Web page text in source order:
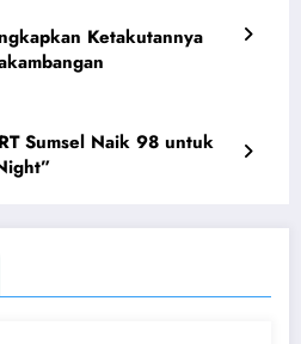
Ketakutannya
Sumsel Naik 98 untuk